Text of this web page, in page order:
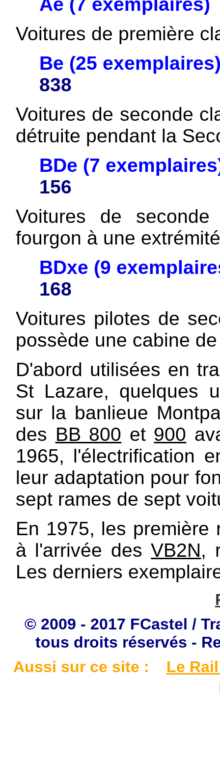
Voitures de première
Be (25
838
Voitures de seconde
détruite pendant la
BDe (7
156
Voitures de
fourgon à une
BDxe (9
168
Voitures pilotes de
possède une cabine
D'abord utilisées en
St Lazare, quelques
sur la banlieue
des BB 800 et 900
1965, l'électrification
leur adaptation pour
sept rames de sept
En 1975, les première
à l'arrivée desVB2N,
Les derniers
© 2009 - 2017 FCastel /
tous droits réservés -
Aussi sur ce site :
Le